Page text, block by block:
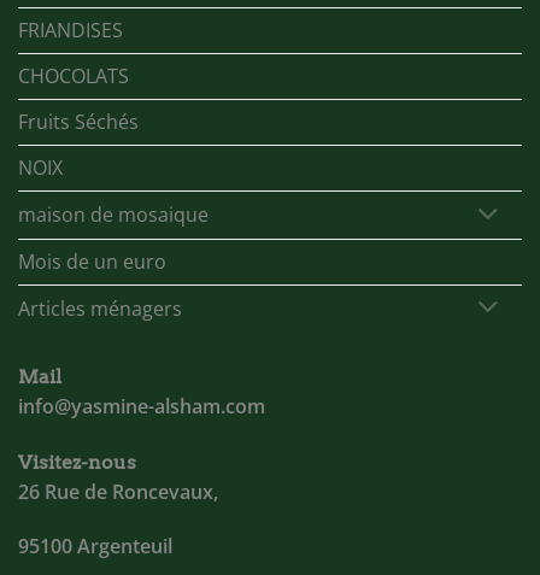
FRIANDISES
CHOCOLATS
Fruits Séchés
NOIX
maison de mosaique
Mois de un euro
Articles ménagers
Mail
info@yasmine-alsham.com
Visitez-nous
26 Rue de Roncevaux,
95100 Argenteuil